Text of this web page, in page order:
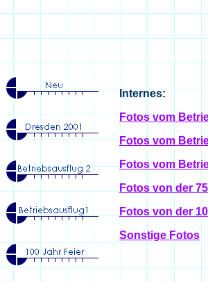
Internes:
Fotos vom
Fotos vom
Fotos vom
Fotos von der
Fotos von der
Sonstige Fotos